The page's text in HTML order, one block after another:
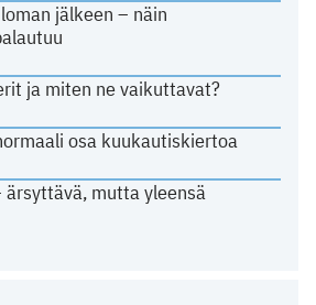
jälkeen – näin
ja miten ne vaikuttavat?
osa kuukautiskiertoa
ärsyttävä, mutta yleensä